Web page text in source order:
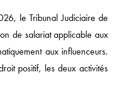
le Tribunal Judiciaire de
de salariat applicable aux
aux influenceurs.
positif, les deux activités